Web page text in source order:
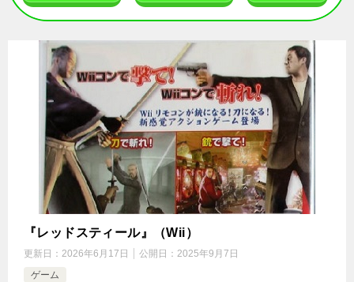
『レッドスティール』（Wii）
更新日： 2026年6月17日 公開日： 2025年9月7日
ゲーム